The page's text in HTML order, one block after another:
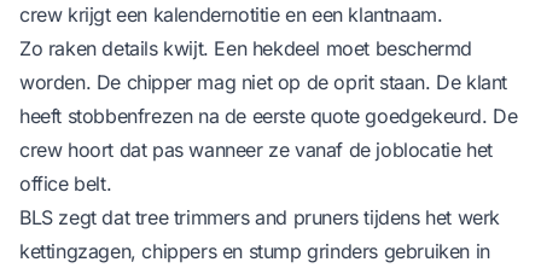
crew krijgt een kalendernotitie en een klantnaam.
Zo raken details kwijt. Een hekdeel moet beschermd
worden. De chipper mag niet op de oprit staan. De klant
heeft stobbenfrezen na de eerste quote goedgekeurd. De
crew hoort dat pas wanneer ze vanaf de joblocatie het
office belt.
BLS zegt dat tree trimmers and pruners tijdens het werk
kettingzagen, chippers en stump grinders gebruiken in